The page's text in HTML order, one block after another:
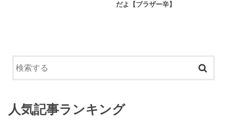
だよ【ブラザー辛】
人気記事ランキング